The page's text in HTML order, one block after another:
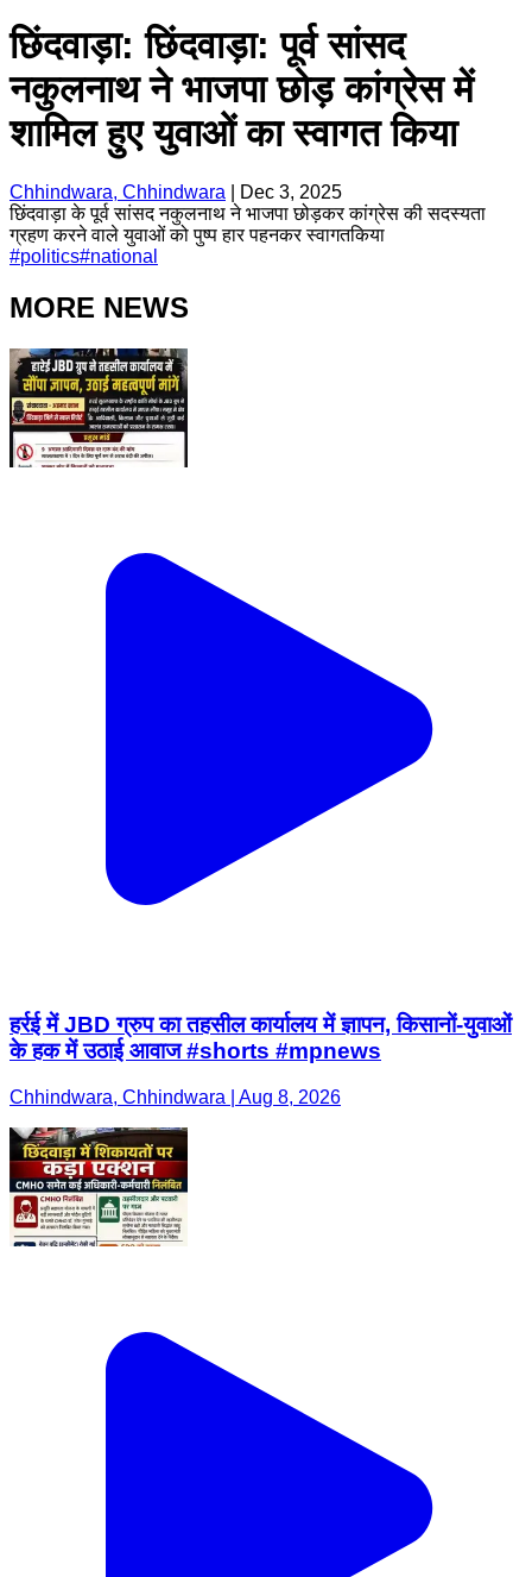
छिंदवाड़ा: छिंदवाड़ा: पूर्व सांसद
नकुलनाथ ने भाजपा छोड़ कांग्रेस में
शामिल हुए युवाओं का स्वागत किया
Chhindwara, Chhindwara
Dec 3, 2025
छिंदवाड़ा के पूर्व सांसद नकुलनाथ ने भाजपा छोड़कर कांग्रेस की सदस्यता
ग्रहण करने वाले युवाओं को पुष्प हार पहनकर स्वागतकिया
#politics#national
MORE NEWS
हर्रई में JBD ग्रुप का तहसील कार्यालय में ज्ञापन, किसानों-युवाओं
के हक में उठाई आवाज #shorts #mpnews
Chhindwara, Chhindwara | Aug 8, 2026